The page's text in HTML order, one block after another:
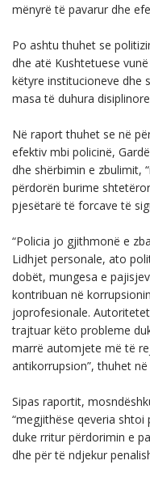
mënyrë të pavarur dhe
Po ashtu thuhet se
dhe atë Kushtetuese
këtyre institucioneve dhe
masa të duhura
Në raport thuhet se në
efektiv mbi policinë,
dhe shërbimin e zbulimit,
përdorën burime
pjesëtarë të forcave të
“Policia jo gjithmonë e
Lidhjet personale, ato
dobët, mungesa e
kontribuan në
joprofesionale.
trajtuar këto probleme
marrë automjete më të
antikorrupsion”, thuhet
Sipas raportit,
“megjithëse qeveria
duke rritur përdorimin e
dhe për të ndjekur